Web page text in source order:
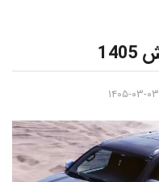
۱۴۰۵-۰۳-۰۳